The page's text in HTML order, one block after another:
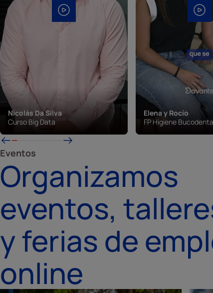
Nicolás Da Silva
Curso Big Data
Elena y Rocío
FP Higiene
Eventos
Organizamos
eventos,
y ferias de
online